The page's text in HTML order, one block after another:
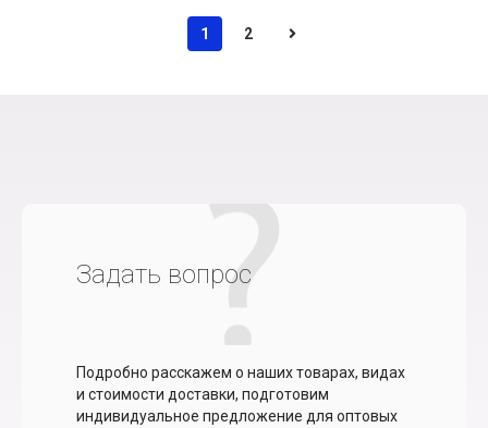
1 2
Задать вопрос
Подробно расскажем о наших товарах, видах
и стоимости доставки, подготовим
индивидуальное предложение для оптовых